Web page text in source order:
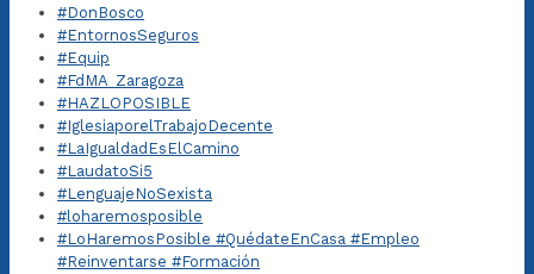
#DonBosco
#EntornosSeguros
#Equip
#FdMA_Zaragoza
#HAZLOPOSIBLE
#IglesiaporelTrabajoDecente
#LaIgualdadEsElCamino
#LaudatoSi5
#LenguajeNoSexista
#loharemosposible
#LoHaremosPosible #QuédateEnCasa #Empleo
#Reinventarse #Formación